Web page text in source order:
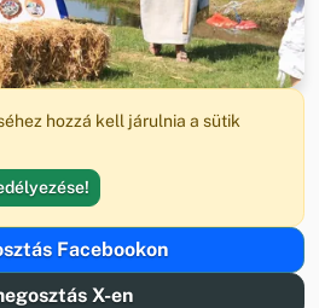
hozzá kell járulnia a sütik
Facebookon
X-en